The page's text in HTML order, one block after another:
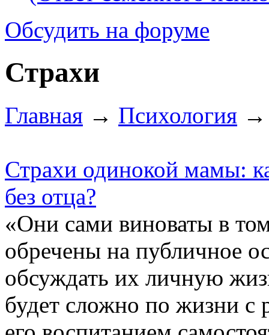
Обсудить на форуме
Страхи
Главная → Психология →
Страхи одинокой мамы:
без отца?
«Они сами виноваты в
обречены на публичное
обсуждать их личную
будет сложно по жизни с